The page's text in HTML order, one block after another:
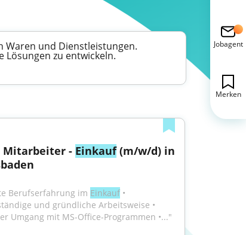
Waren und Dienstleistungen.
Lösungen zu entwickeln.
Mitarbeiter - Einkauf (m/w/d) in
Berufserfahrung im Einkauf •
und gründliche Arbeitsweise •
Umgang mit MS-Office-Programmen •..."
Jobagent
Merken